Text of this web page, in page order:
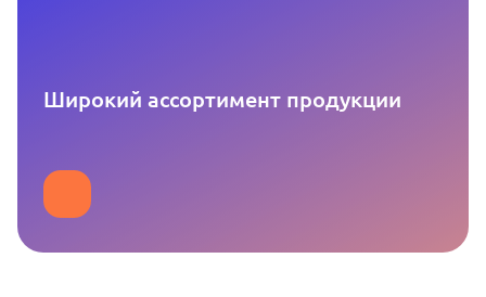
Широкий ассортимент продукции